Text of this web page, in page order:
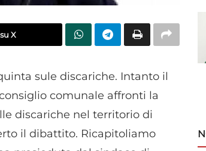
X
sule discariche. Intanto il
comunale affronti la
discariche nel territorio di
il dibattito. Ricapitoliamo